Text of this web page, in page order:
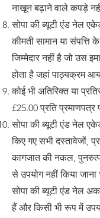
नाखून बढ़ाने वाले कपड़े
सोपा की ब्यूटी एंड नेल
कीमती सामान या
जिम्मेदार नहीं है जो उस
होता है जहां पाठ्यक्रम
कोई भी अतिरिक्त या
£25.00 प्रति प्रमाणपत्र
सोपा की ब्यूटी एंड नेल
किए गए सभी दस्तावेजों,
कागजात की नकल,
से उपयोग नहीं किया
सोपा की ब्यूटी एंड नेल
हैं और किसी भी रूप में